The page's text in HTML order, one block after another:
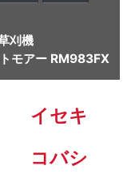
刈機
モアー RM983FX
イセキ
コバシ